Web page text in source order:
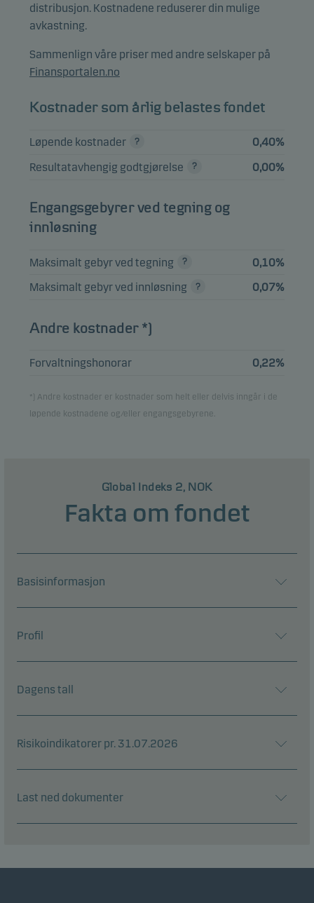
Meta
Platforms Inc.
Tesla Inc.
distribusjon. Kostnadene reduserer din mulige
avkastning.
Sammenlign våre priser med andre selskaper på
Finansportalen.no
Kostnader som årlig belastes fondet
Løpende kostnader
0,40%
Resultatavhengig godtgjørelse
0,00%
Engangsgebyrer ved tegning og
innløsning
Maksimalt gebyr ved tegning
0,10%
Maksimalt gebyr ved innløsning
0,07%
Andre kostnader *)
Forvaltningshonorar 0,22%
*) Andre kostnader er kostnader som helt eller delvis inngår i de
løpende kostnadene og/eller engangsgebyrene.
Global Indeks 2, NOK
Fakta om fondet
Basisinformasjon
Profil
Dagens tall
Risikoindikatorer pr. 31.07.2026
Last ned dokumenter